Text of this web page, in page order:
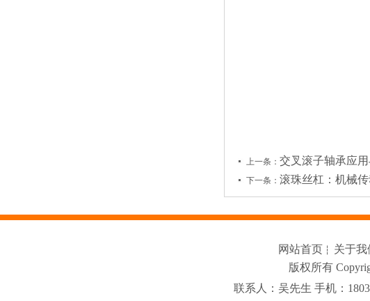
上一条： 交叉滚子轴承应
下一条： 滚珠丝杠：机械
网站首页 ┆ 关于我
版权所有
联系人：吴先生 手机：